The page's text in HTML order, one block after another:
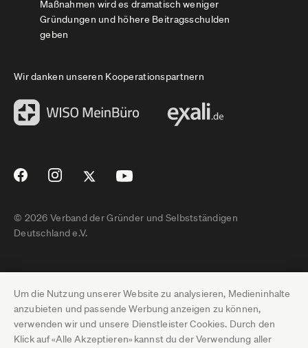
Um die Nutzung unserer Website zu analysieren, Medieninhalte
anzubieten und passende Werbung anzeigen zu können,
verwenden wir und unsere Dienstleister Cookies. Durch den
Klick auf «Alle Akzeptieren» kannst du der Verwendung aller
Maßnahmen wird es dramatisch weniger
Gründungen und höhere Beitragsschulden
geben
Wir danken unseren Kooperationspartnern
© 2026 Verband der Gründer und Selbstständigen
Deutschland e.V.
Impressum
Datenschutz
Pressebereich